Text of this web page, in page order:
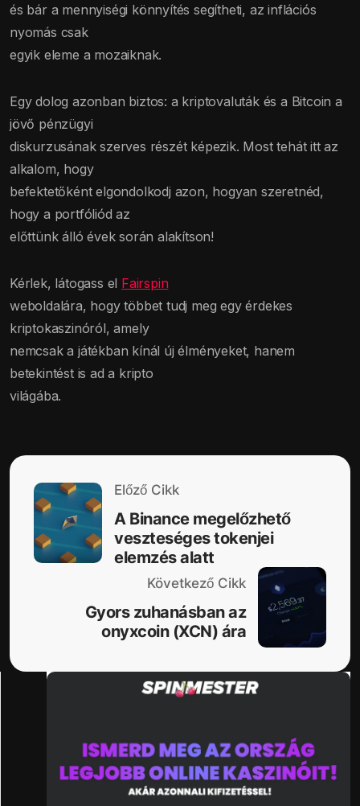
és bár a mennyiségi könnyítés segítheti, az inflációs
nyomás csak
egyik eleme a mozaiknak.
Egy dolog azonban biztos: a kriptovaluták és a Bitcoin a
jövő pénzügyi
diskurzusának szerves részét képezik. Most tehát itt az
alkalom, hogy
befektetőként elgondolkodj azon, hogyan szeretnéd,
hogy a portfóliód az
előttünk álló évek során alakítson!
Kérlek, látogass el Fairspin
weboldalára, hogy többet tudj meg egy érdekes
kriptokaszinóról, amely
nemcsak a játékban kínál új élményeket, hanem
betekintést is ad a kripto
világába.
Előző Cikk
A Binance megelőzhető
veszteséges tokenjei
elemzés alatt
Következő Cikk
Gyors zuhanásban az
onyxcoin (XCN) ára